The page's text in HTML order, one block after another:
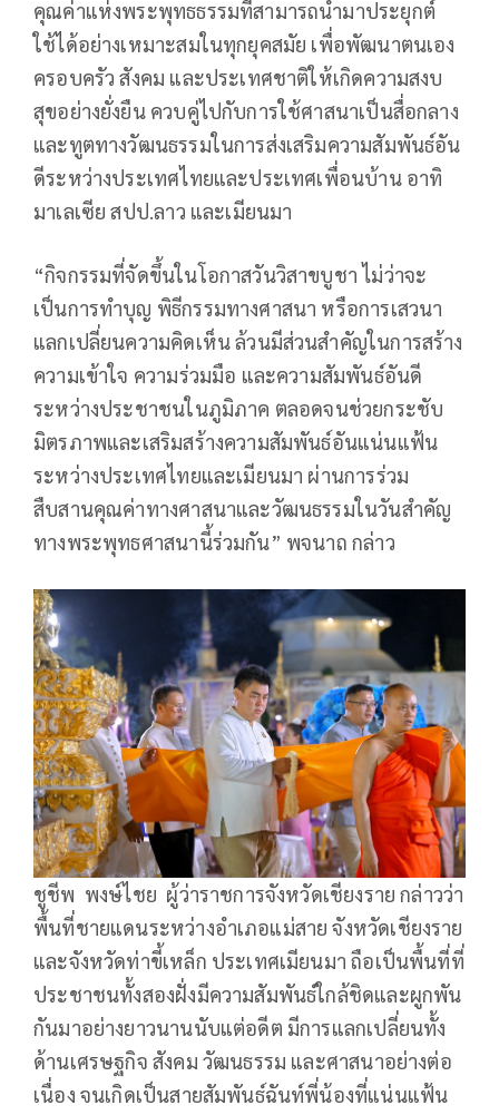
คุณค่าแห่งพระพุทธธรรมที่สามารถนำมาประยุกต์
ใช้ได้อย่างเหมาะสมในทุกยุคสมัย เพื่อพัฒนาตนเอง
ครอบครัว สังคม และประเทศชาติให้เกิดความสงบ
สุขอย่างยั่งยืน ควบคู่ไปกับการใช้ศาสนาเป็นสื่อกลาง
และทูตทางวัฒนธรรมในการส่งเสริมความสัมพันธ์อัน
ดีระหว่างประเทศไทยและประเทศเพื่อนบ้าน อาทิ
มาเลเซีย สปป.ลาว และเมียนมา
“กิจกรรมที่จัดขึ้นในโอกาสวันวิสาขบูชา ไม่ว่าจะ
เป็นการทำบุญ พิธีกรรมทางศาสนา หรือการเสวนา
แลกเปลี่ยนความคิดเห็น ล้วนมีส่วนสำคัญในการสร้าง
ความเข้าใจ ความร่วมมือ และความสัมพันธ์อันดี
ระหว่างประชาชนในภูมิภาค ตลอดจนช่วยกระชับ
มิตรภาพและเสริมสร้างความสัมพันธ์อันแน่นแฟ้น
ระหว่างประเทศไทยและเมียนมา ผ่านการร่วม
สืบสานคุณค่าทางศาสนาและวัฒนธรรมในวันสำคัญ
ทางพระพุทธศาสนานี้ร่วมกัน” พจนาถ กล่าว
ชูชีพ พงษ์ไชย ผู้ว่าราชการจังหวัดเชียงราย กล่าวว่า
พื้นที่ชายแดนระหว่างอำเภอแม่สาย จังหวัดเชียงราย
และจังหวัดท่าขี้เหล็ก ประเทศเมียนมา ถือเป็นพื้นที่ที่
ประชาชนทั้งสองฝั่งมีความสัมพันธ์ใกล้ชิดและผูกพัน
กันมาอย่างยาวนานนับแต่อดีต มีการแลกเปลี่ยนทั้ง
ด้านเศรษฐกิจ สังคม วัฒนธรรม และศาสนาอย่างต่อ
เนื่อง จนเกิดเป็นสายสัมพันธ์ฉันท์พี่น้องที่แน่นแฟ้น